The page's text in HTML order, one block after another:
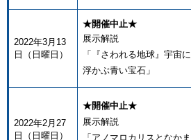
2022年3月13
日（日曜日）
★開催中止★
展示解説
「『さわれる地球』宇宙に
浮かぶ青い宝石」
2022年2月27
日（日曜日）
★開催中止★
展示解説
「アノマロカリスとなかま